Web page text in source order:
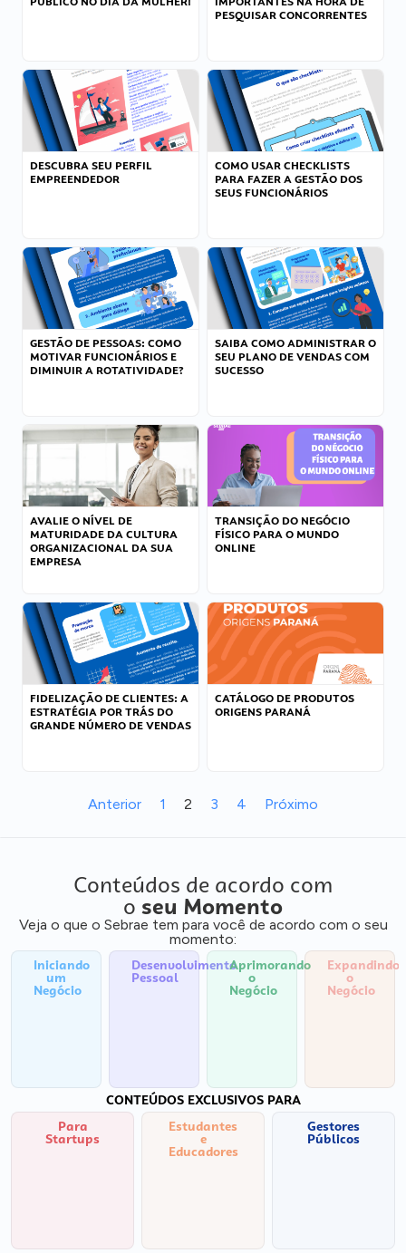
PESQUISAR CONCORRENTES
DESCUBRA SEU PERFIL
EMPREENDEDOR
COMO USAR CHECKLISTS
PARA FAZER A GESTÃO DOS
SEUS FUNCIONÁRIOS
GESTÃO DE PESSOAS: COMO
MOTIVAR FUNCIONÁRIOS E
DIMINUIR A ROTATIVIDADE?
SAIBA COMO ADMINISTRAR O
SEU PLANO DE VENDAS COM
SUCESSO
AVALIE O NÍVEL DE
MATURIDADE DA CULTURA
ORGANIZACIONAL DA SUA
EMPRESA
TRANSIÇÃO DO NEGÓCIO
FÍSICO PARA O MUNDO
ONLINE
FIDELIZAÇÃO DE CLIENTES: A
ESTRATÉGIA POR TRÁS DO
GRANDE NÚMERO DE VENDAS
CATÁLOGO DE PRODUTOS
ORIGENS PARANÁ
Anterior 1 2 3 4 Próximo
Conteúdos de acordo com
o seu Momento
Veja o que o Sebrae tem para você de acordo com o seu
momento:
Iniciando
um
Negócio
Desenvolvimento
Pessoal
Aprimorando
o
Negócio
Expandindo
o
Negócio
CONTEÚDOS EXCLUSIVOS PARA
Para
Startups
Estudantes
e
Educadores
Gestores
Públicos